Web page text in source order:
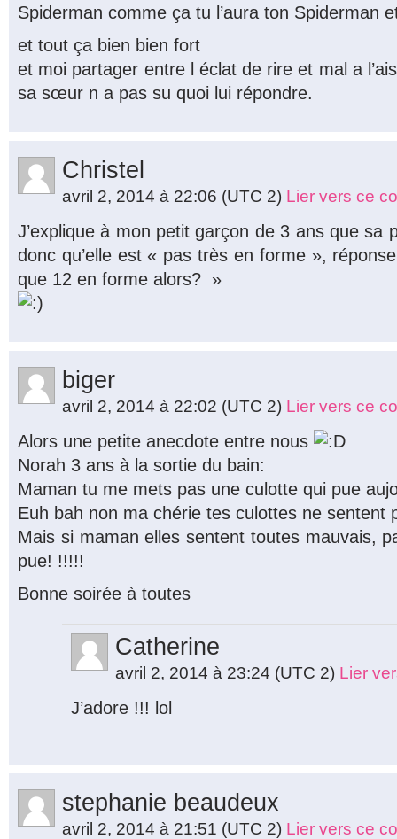
Spiderman comme ça tu l’aura ton Spiderman
et tout ça bien bien fort
et moi partager entre l éclat de rire et mal a
sa sœur n a pas su quoi lui répondre.
Christel
avril 2, 2014 à 22:06 (UTC 2) Lier vers ce
J’explique à mon petit garçon de 3 ans que sa
donc qu’elle est « pas très en forme »,
que 12 en forme alors? »
biger
avril 2, 2014 à 22:02 (UTC 2) Lier vers ce
Alors une petite anecdote entre nous
Norah 3 ans à la sortie du bain:
Maman tu me mets pas une culotte qui pue
Euh bah non ma chérie tes culottes ne sentent
Mais si maman elles sentent toutes mauvais,
pue! !!!!!
Bonne soirée à toutes
Catherine
avril 2, 2014 à 23:24 (UTC 2) Lier
J’adore !!! lol
stephanie beaudeux
avril 2, 2014 à 21:51 (UTC 2) Lier vers ce